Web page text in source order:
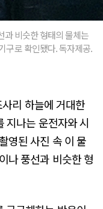
과 비슷한 형태의 물체는
구로 확인됐다. 독자제공.
리 하늘에 거대한
지나는 운전자와 시
영된 사진 속 이 물
나 풍선과 비슷한 형